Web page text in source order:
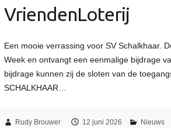
VriendenLoterij
Een mooie verrassing voor SV Schalkhaar.
Week en ontvangt een eenmalige bijdrage
bijdrage kunnen zij de sloten van de
SCHALKHAAR…
Rudy Brouwer 12 juni 2026 Nieuws